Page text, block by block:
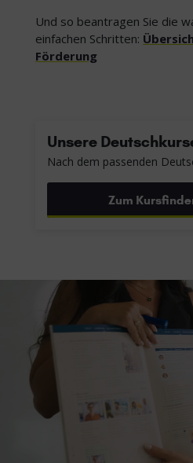
Und so beantragen Sie die
einfachen Schritten:
Förderung
Unsere
Nach dem passenden
Zum